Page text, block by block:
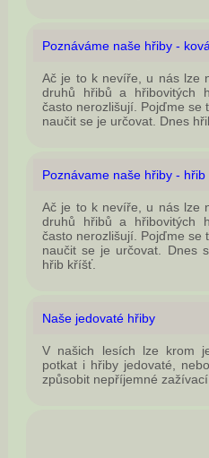
Poznáváme naše hřiby -
Ač je to k nevíře, u nás lze
druhů hřibů a hřibovitých
často nerozlišují. Pojďme se
naučit se je určovat. Dnes
Poznávame naše hřiby -
Ač je to k nevíře, u nás lze
druhů hřibů a hřibovitých
často nerozlišují. Pojďme se
naučit se je určovat. Dnes
hřib kříšť.
Naše jedovaté hřiby
V našich lesích lze krom
potkat i hřiby jedovaté,
způsobit nepříjemné zažívací